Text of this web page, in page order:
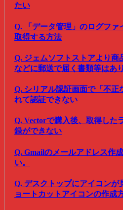
たい
Q. 「データ管理」のログファ
取得する方法
Q. ジェムソフトストアより商
などに郵送で届く書類等はあ
Q. シリアル認証画面で「不正
れて認証できない
Q. Vectorで購入後、取得した
録ができない
Q. Gmailのメールアドレス作
い。
Q. デスクトップにアイコンが
ョートカットアイコンの作成